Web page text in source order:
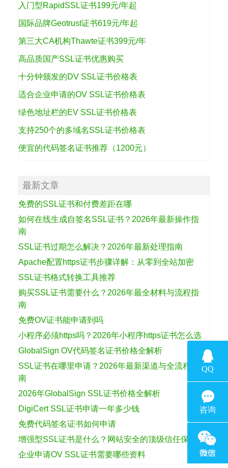
入门型RapidSSL证书199元/年起
国际品牌Geotrust证书619元/年起
第三大CA机构Thawte证书399元/年
高品质国产SSL证书优惠购买
十分钟颁发的DV SSL证书价格表
适合企业申请的OV SSL证书价格表
绿色地址栏的EV SSL证书价格表
支持250个的多域名SSL证书价格表
便宜的代码签名证书推荐（1200元）
最新文章
免费的SSL证书和付费差距在哪
如何在线生成自签名SSL证书？2026年最新操作指
南
SSL证书过期怎么解决？2026年最新处理指南
Apache配置https证书步骤详解：从零到全站加密
SSL证书格式转换工具推荐
购买SSL证书需要什么？2026年最全材料与流程指
南
免费OV证书能申请到吗
小程序必须https吗？2026年小程序https证书怎么选
GlobalSign OV代码签名证书价格全解析
SSL证书在哪里申请？2026年最新渠道与全流程指
南
2026年GlobalSign SSL证书价格全解析
DigiCert SSL证书申请一年多少钱
免费代码签名证书如何申请
增强型SSL证书是什么？网站安全的顶级信任保障
企业申请OV SSL证书需要哪些资料